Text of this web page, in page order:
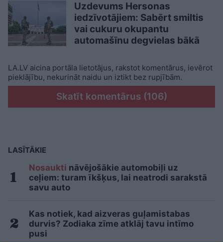
Uzdevums Hersonas
iedzīvotājiem: Sabērt smiltis
vai cukuru okupantu
automašīnu degvielas bākā
LA.LV aicina portāla lietotājus, rakstot komentārus, ievērot
pieklājību, nekurināt naidu un iztikt bez rupjībām.
Skatīt komentārus (106)
LASĪTĀKIE
Nosaukti nāvējošākie automobiļi uz
ceļiem: turam īkšķus, lai neatrodi sarakstā
savu auto
Kas notiek, kad aizveras guļamistabas
durvis? Zodiaka zīme atklāj tavu intīmo
pusi